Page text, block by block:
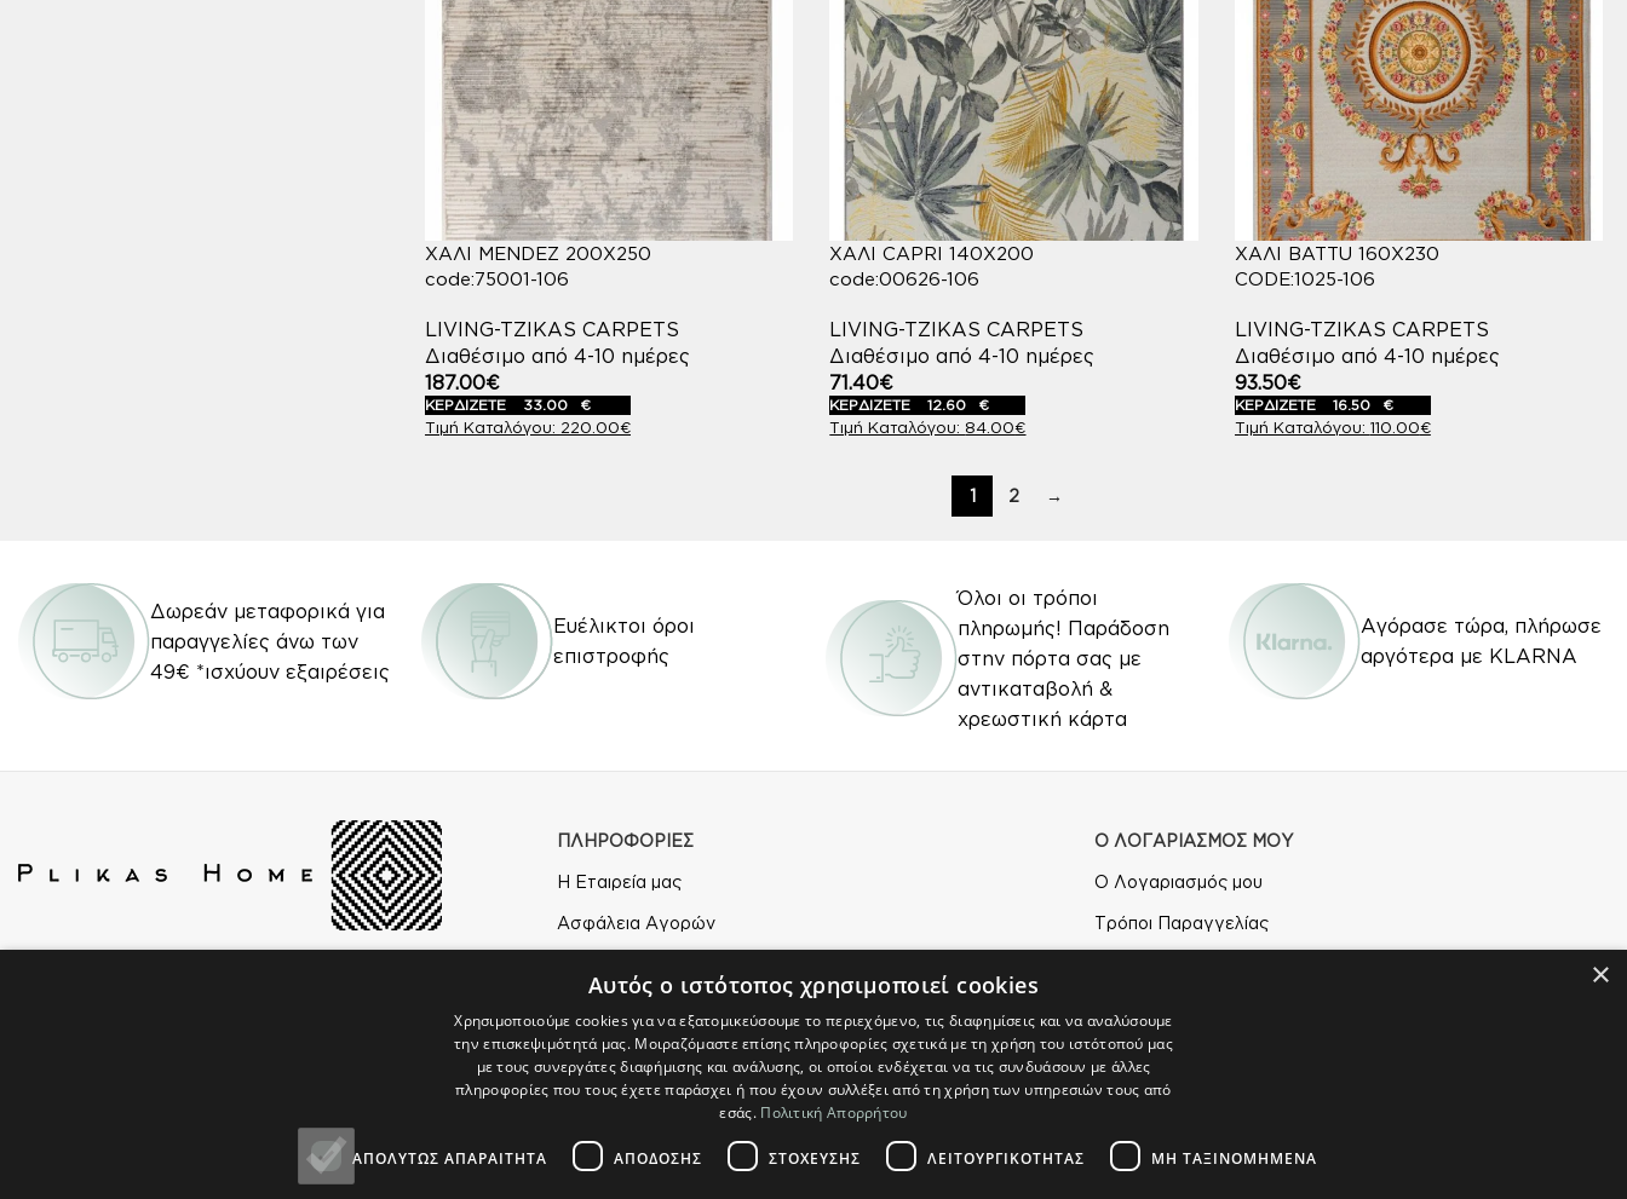
ΧΑΛΙ MENDEZ 200X250
code:75001-106
LIVING-TZIKAS CARPETS
Διαθέσιμο από 4-10 ημέρες
220.00€
187.00€
ΚΕΡΔΙΖΕΤΕ 33.00 €
ΧΑΛΙ CAPRI 140X200
code:00626-106
LIVING-TZIKAS CARPETS
Διαθέσιμο από 4-10 ημέρες
84.00€
71.40€
ΚΕΡΔΙΖΕΤΕ 12.60 €
ΧΑΛΙ BATTU 160X230
CODE:1025-106
LIVING-TZIKAS CARPETS
Διαθέσιμο από 4-10 ημέρες
110.00€
93.50€
ΚΕΡΔΙΖΕΤΕ 16.50 €
1 2 →
Δωρεάν μεταφορικά για
παραγγελίες άνω των
49€ *ισχύουν εξαιρέσεις
Ευέλικτοι όροι
επιστροφής
Όλοι οι τρόποι
πληρωμής! Παράδοση
στην πόρτα σας με
αντικαταβολή &
χρεωστική κάρτα
Αγόρασε τώρα, πλήρωσε
αργότερα με KLARNA
ΠΛΗΡΟΦΟΡΙΕΣ
Η Εταιρεία μας
Ασφάλεια Αγορών
Επιστροφές
Ο ΛΟΓΑΡΙΑΣΜΟΣ ΜΟΥ
Ο Λογαριασμός μου
Τρόποι Παραγγελίας
×
Αυτός ο ιστότοπος χρησιμοποιεί cookies
Χρησιμοποιούμε cookies για να εξατομικεύσουμε το περιεχόμενο, τις διαφημίσεις και να αναλύσουμε
την επισκεψιμότητά μας. Μοιραζόμαστε επίσης πληροφορίες σχετικά με τη χρήση του ιστότοπού μας
με τους συνεργάτες διαφήμισης και ανάλυσης, οι οποίοι ενδέχεται να τις συνδυάσουν με άλλες
πληροφορίες που τους έχετε παράσχει ή που έχουν συλλέξει από τη χρήση των υπηρεσιών τους από
εσάς. Πολιτική Απορρήτου
ΑΠΟΛΎΤΩΣ ΑΠΑΡΑΊΤΗΤΑ ΑΠΌΔΟΣΗΣ ΣΤΌΧΕΥΣΗΣ ΛΕΙΤΟΥΡΓΙΚΌΤΗΤΑΣ ΜΗ ΤΑΞΙΝΟΜΗΜΈΝΑ